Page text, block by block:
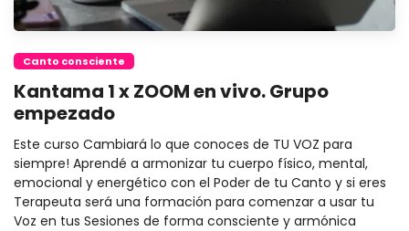
Canto consciente
Kantama 1 x ZOOM en vivo. Grupo
empezado
Este curso Cambiará lo que conoces de TU VOZ para
siempre! Aprendé a armonizar tu cuerpo físico, mental,
emocional y energético con el Poder de tu Canto y si eres
Terapeuta será una formación para comenzar a usar tu
Voz en tus Sesiones de forma consciente y armónica